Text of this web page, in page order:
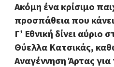
Ακόμη ένα κρίσιμο
προσπάθεια που
Γ’ Εθνική δίνει αύριο
Θύελλα Κατσικάς,
Αναγέννηση Άρτας